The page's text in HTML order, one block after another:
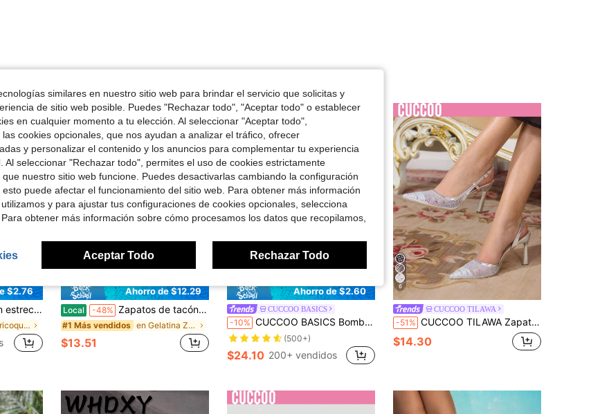
4.89 1.2K
$2.76
elásticas, estilo Office Siren
en Albaricoque Mules Con Tacón .
8
Ahorro de $12.29
Local -48% Zapatos de tacón bajo con punta cuadrada y decoración de lazo versátiles para mujer, mocasines de tela de espejo sin cordones, zapatos de cuero con tacón grueso, zapatos de cuero estilo británico, zapatos de trabajo para mujer, zapatos, tacones altos, zapatos negros, tacones bajos, zapatos negros, tacones altos negros, mocasines para mujer, zapatos Mary Jane, tacones altos transparentes, tacones altos para mujer, mules para mujer, zapatos de oficina, zapatos para mujer, zapatos de tacón medio negros, zapatos de trabajo, estilo preppy, zapatos de punta cuadrada vintage, zapatos minimalistas, mocasines negros, mocasines de espejo de material PU
#1 Más vendidos en Gelatina Zapatos de tacón de mujer
$13.51
25
Ahorro de $2.60
CUCCOO BASICS
-10% CUCCOO BASICS Bombas de tacón grueso con punta puntiaguda y correa trasera de tela negra, de cuero sintético PU, adecuadas para citas, fiestas y vacaciones
(500+)
$24.10 200+ vendidos
6
CUCCOO TILAWA
-51% CUCCOO TILAWA Zapatos de tacón alto de punta fina para mujer, con decoración de diamante de imitación y material de malla, cómodos para uso diario, fiestas, banquetes, con correa hebilla y sin talón trasero
$14.30
similares en nuestro sitio web para brindar el servicio que solicitas y
de sitio web posible. Puedes "Rechazar todo", "Aceptar todo" o establecer
en cualquier momento a tu elección. Al seleccionar "Aceptar todo",
cookies opcionales, que nos ayudan a analizar el tráfico, ofrecer
y personalizar el contenido y los anuncios para complementar tu experiencia
Al seleccionar "Rechazar todo", permites el uso de cookies estrictamente
nuestro sitio web funcione. Puedes desactivarlas cambiando la configuración
puede afectar el funcionamiento del sitio web. Para obtener más información
y para ajustar tus configuraciones de cookies opcionales, selecciona
obtener más información sobre cómo procesamos los datos que recopilamos,
Aceptar Todo Rechazar Todo